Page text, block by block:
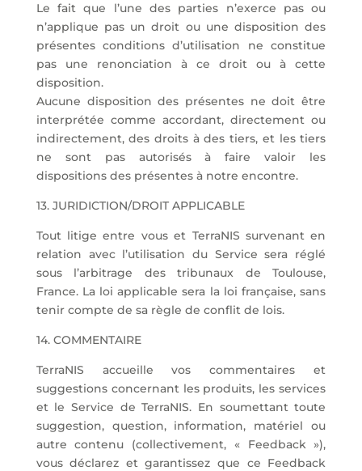
Le fait que l’une des parties n’exerce pas ou
n’applique pas un droit ou une disposition des
présentes conditions d’utilisation ne constitue
pas une renonciation à ce droit ou à cette
disposition.
Aucune disposition des présentes ne doit être
interprétée comme accordant, directement ou
indirectement, des droits à des tiers, et les tiers
ne sont pas autorisés à faire valoir les
dispositions des présentes à notre encontre.
13. JURIDICTION/DROIT APPLICABLE
Tout litige entre vous et TerraNIS survenant en
relation avec l’utilisation du Service sera réglé
sous l’arbitrage des tribunaux de Toulouse,
France. La loi applicable sera la loi française, sans
tenir compte de sa règle de conflit de lois.
14. COMMENTAIRE
TerraNIS accueille vos commentaires et
suggestions concernant les produits, les services
et le Service de TerraNIS. En soumettant toute
suggestion, question, information, matériel ou
autre contenu (collectivement, « Feedback »),
vous déclarez et garantissez que ce Feedback